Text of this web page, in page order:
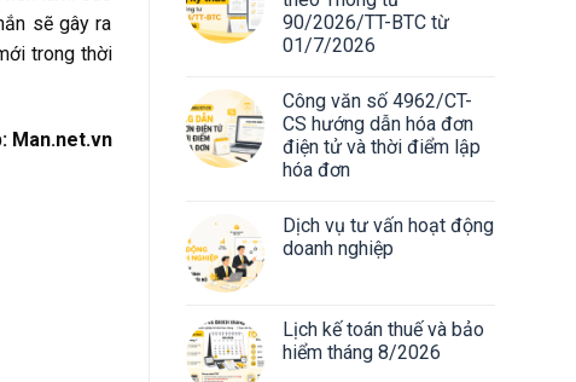
sẽ gây ra
trong thời
Man.net.vn
90/2026/TT-BTC từ
01/7/2026
Công văn số 4962/CT-
CS hướng dẫn hóa đơn
điện tử và thời điểm lập
hóa đơn
Dịch vụ tư vấn hoạt động
doanh nghiệp
Lịch kế toán thuế và bảo
hiểm tháng 8/2026